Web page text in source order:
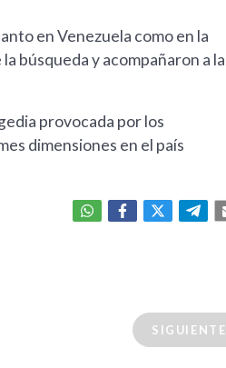
en Venezuela como en la
búsqueda y acompañaron a la
provocada por los
dimensiones en el país
SIGUIENTE